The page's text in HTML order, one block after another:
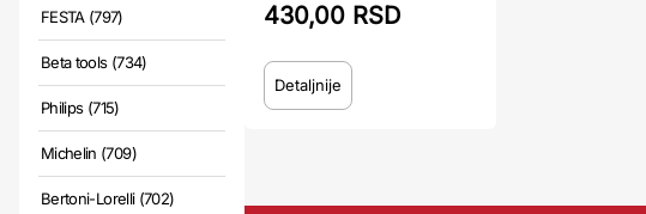
FESTA (797)
Beta tools (734)
Philips (715)
Michelin (709)
Bertoni-Lorelli (702)
430,00 RSD
Detaljnije